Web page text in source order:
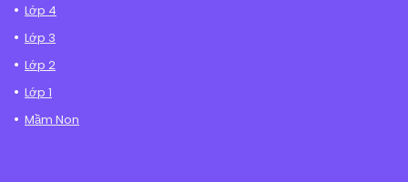
Lớp 4
Lớp 3
Lớp 2
Lớp 1
Mầm Non